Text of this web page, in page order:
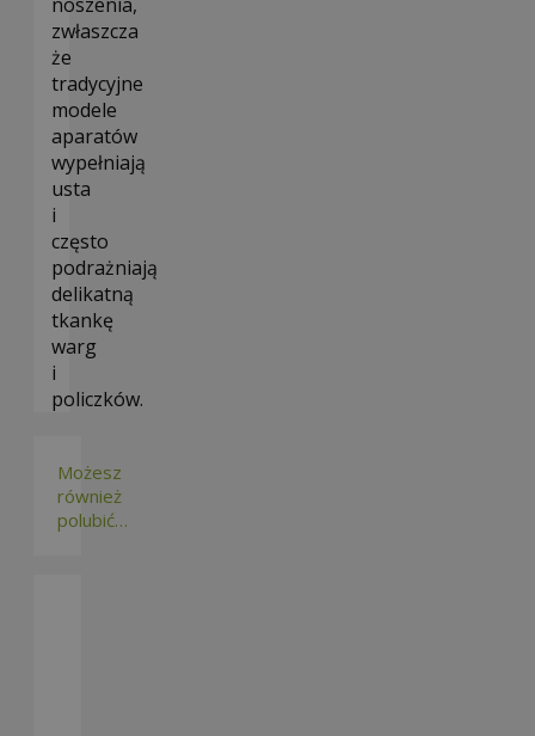
zwłaszcza
że
tradycyjne
modele
aparatów
wypełniają
usta
i
często
podrażniają
delikatną
tkankę
warg
i
policzków.
Możesz
również
polubić…